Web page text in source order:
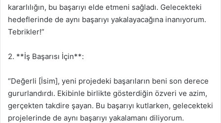
kararlılığın, bu başarıyı elde etmeni sağladı. Gelecekteki
hedeflerinde de aynı başarıyı yakalayacağına inanıyorum.
Tebrikler!”
2. **İş Başarısı İçin**:
“Değerli [İsim], yeni projedeki başarıların beni son derece
gururlandırdı. Ekibinle birlikte gösterdiğin özveri ve azim,
gerçekten takdire şayan. Bu başarıyı kutlarken, gelecekteki
projelerinde de aynı başarıyı yakalamanı diliyorum.